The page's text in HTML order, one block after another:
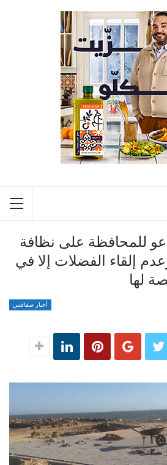
للمحافظة على نظافة
إلقاء الفضلات إلا في
لها
أخبار صفاقس